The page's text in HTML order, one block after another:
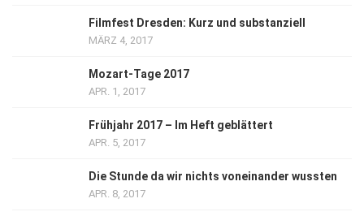
Filmfest Dresden: Kurz und substanziell
MÄRZ 4, 2017
Mozart-Tage 2017
APR. 1, 2017
Frühjahr 2017 – Im Heft geblättert
APR. 5, 2017
Die Stunde da wir nichts voneinander wussten
APR. 8, 2017